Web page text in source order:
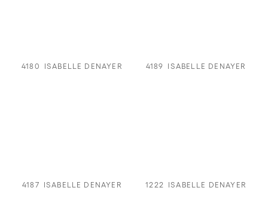
4180 ISABELLE DENAYER 4189 ISABELLE DENAYER
4187 ISABELLE DENAYER 1222 ISABELLE DENAYER